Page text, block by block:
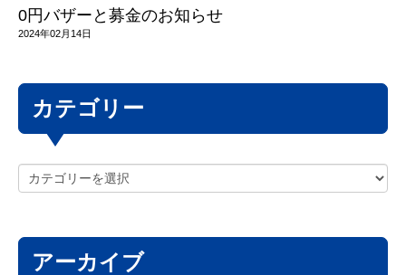
0円バザーと募金のお知らせ
2024年02月14日
カテゴリー
アーカイブ